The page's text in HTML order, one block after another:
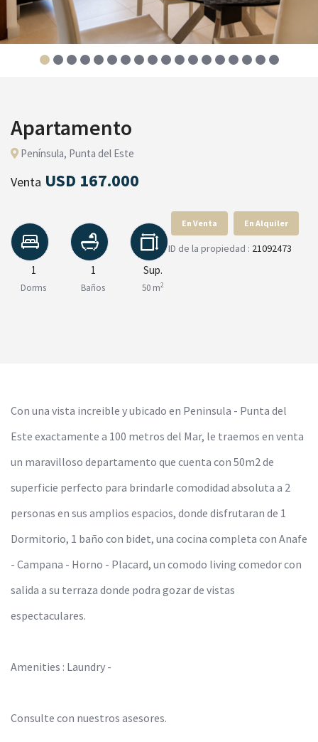
Apartamento
Península, Punta del Este
Venta USD 167.000
1
Dorms
1
Baños
Sup.
50 m2
En Venta En Alquiler
ID de la propiedad : 21092473
Con una vista increible y ubicado en Peninsula - Punta del
Este exactamente a 100 metros del Mar, le traemos en venta
un maravilloso departamento que cuenta con 50m2 de
superficie perfecto para brindarle comodidad absoluta a 2
personas en sus amplios espacios, donde disfrutaran de 1
Dormitorio, 1 baño con bidet, una cocina completa con Anafe
- Campana - Horno - Placard, un comodo living comedor con
salida a su terraza donde podra gozar de vistas
espectaculares.
Amenities : Laundry -
Consulte con nuestros asesores.